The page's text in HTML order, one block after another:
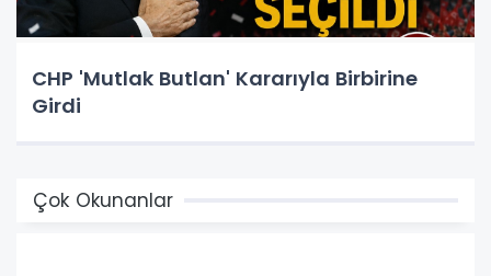
CHP 'Mutlak Butlan' Kararıyla Birbirine
Girdi
Çok Okunanlar